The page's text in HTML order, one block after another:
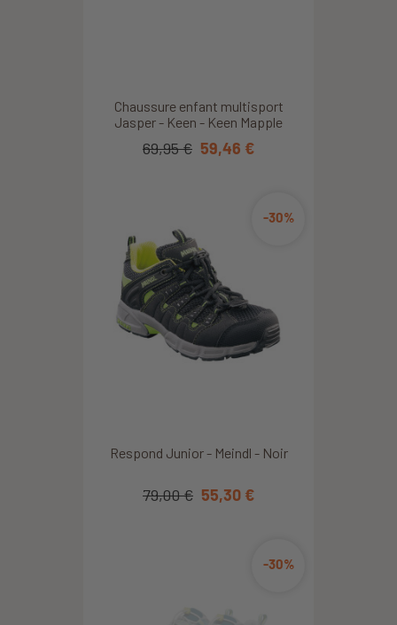
Chaussure enfant multisport
Jasper - Keen - Keen Mapple
69,95 € 59,46 €
Respond Junior - Meindl - Noir
-30%
79,00 € 55,30 €
-30%